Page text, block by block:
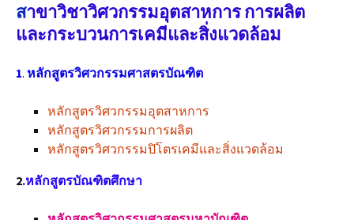
สาขาวิชาวิศวกรรมอุตสาหการ การผลิต
และกระบวนการเคมีและสิ่งแวดล้อม
1. หลักสูตรวิศวกรรมศาสตรบัณฑิต
หลักสูตรวิศวกรรมอุตสาหการ
หลักสูตรวิศวกรรมการผลิต
หลักสูตรวิศวกรรมปิโตรเคมีและสิ่งแวดล้อม
2.หลักสูตรบัณฑิตศึกษา